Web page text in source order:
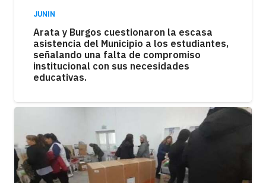
JUNIN
Arata y Burgos cuestionaron la escasa
asistencia del Municipio a los estudiantes,
señalando una falta de compromiso
institucional con sus necesidades
educativas.